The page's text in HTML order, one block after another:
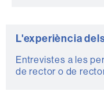
Informació
L'experiència
Entrevistes a les
de rector o de